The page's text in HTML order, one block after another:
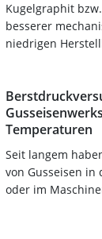
Kugelgraphit
besserer
niedrigen
Temperaturen
Seit langem
von Gusseisen in
oder im